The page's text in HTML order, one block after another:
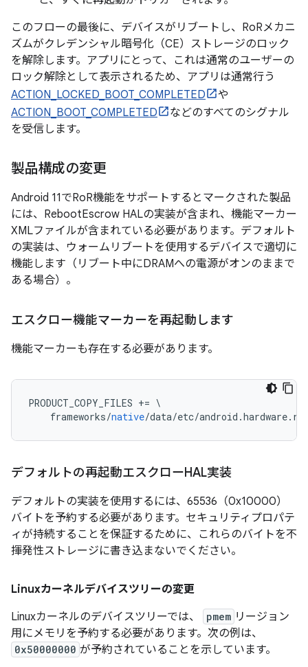
このフローの最後に、デバイスがリブートし、RoRメカニ
ズムがクレデンシャル暗号化（CE）ストレージのロック
を解除します。アプリにとって、これは通常のユーザーの
ロック解除として表示されるため、アプリは通常行う
ACTION_LOCKED_BOOT_COMPLETED
や
ACTION_BOOT_COMPLETED
などのすべてのシグナル
を受信します。
製品構成の変更
Android 11でRoR機能をサポートするとマークされた製品
には、RebootEscrow HALの実装が含まれ、機能マーカー
XMLファイルが含まれている必要があります。デフォルト
の実装は、ウォームリブートを使用するデバイスで適切に
機能します（リブート中にDRAMへの電源がオンのままで
ある場合）。
エスクロー機能マーカーを再起動します
機能マーカーも存在する必要があります。
PRODUCT_COPY_FILES += \
frameworks/native/data/etc/android .hardware.
デフォルトの再起動エスクローHAL実装
デフォルトの実装を使用するには、65536（0x10000）
バイトを予約する必要があります。セキュリティプロパテ
ィが持続することを保証するために、これらのバイトを不
揮発性ストレージに書き込まないでください。
Linuxカーネルデバイスツリーの変更
Linuxカーネルのデバイスツリーでは、
pmem リージョン
用にメモリを予約する必要があります。次の例は、
0x50000000 が予約されていることを示しています。